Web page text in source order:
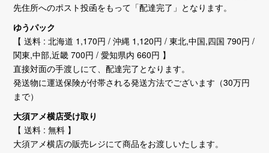
先住所へのポスト投函をもって「配達完了」となります。
ゆうパック
【 送料 : 北海道 1,170円 / 沖縄 1,120円 / 東北,中国,四国 790円 /
関東,中部,近畿 700円 / 愛知県内 660円 】
直接対面の手渡しにて、配達完了となります。
発送物に運送保険が付帯される発送方法でございます（30万円
まで）
大須アメ横店受け取り
【 送料 : 無料 】
大須アメ横店の販売レジにて商品をお渡しいたします。